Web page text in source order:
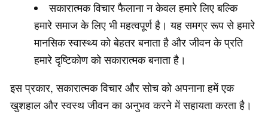
सकारात्मक विचार फैलाना न केवल हमारे लिए बल्कि
हमारे समाज के लिए भी महत्वपूर्ण है। यह समग्र रूप से हमारे
मानसिक स्वास्थ्य को बेहतर बनाता है और जीवन के प्रति
हमारे दृष्टिकोण को सकारात्मक बनाता है।
इस प्रकार, सकारात्मक विचार और सोच को अपनाना हमें एक
खुशहाल और स्वस्थ जीवन का अनुभव करने में सहायता करता है।